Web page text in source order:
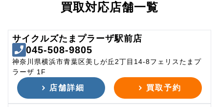
買取対応店舗一覧
サイクルズたまプラーザ駅前店
045-508-9805
神奈川県横浜市青葉区美しが丘2丁目14-8フェリスたまプ
ラーザ 1F
店舗詳細 買取予約